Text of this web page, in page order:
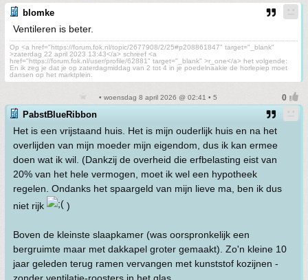
blomke
Ventileren is beter.
Op <a href="https://forum.fok.nl/topic/2677908/2/25#p208861847" target="_blank"
>zaterdag 22 april 2023 13:43</a> schreef <a
href="https://forum.fok.nl/user/profile/62881" target="_blank" >r_one</a> het volgende:
En ik zeg je dat je op zaterdagmiddag van 2 tot 4 in je poedelnaakie de horlepiep moet
dansen op het marktplein.
• woensdag 8 april 2026 @ 02:41 • 5
PabstBlueRibbon
Het is een vrijstaand huis. Het is mijn ouderlijk huis en na het
overlijden van mijn moeder mijn eigendom, dus ik kan ermee
doen wat ik wil. (Dankzij de overheid die erfbelasting eist van
20% van het hele vermogen, moet ik wel een hypotheek
regelen. Ondanks het spaargeld van mijn lieve ma, ben ik dus
niet rijk
)
Boven de kleinste slaapkamer (was oorspronkelijk een
bergruimte maar met dakkapel groter gemaakt). Zo'n kleine 10
jaar geleden terug ramen vervangen met kunststof kozijnen -